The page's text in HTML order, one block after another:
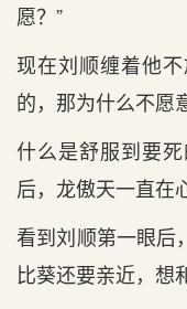
愿？”
现在刘顺缠着他
的，那为什么不愿
什么是舒服到要
后，龙傲天一直在
看到刘顺第一眼后
比葵还要亲近，想